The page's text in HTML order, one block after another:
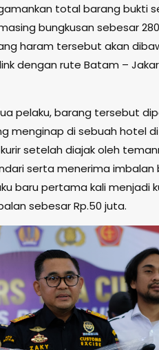
total barang bukti
bungkusan sebesar
haram tersebut akan
dengan rute Batam –
pelaku, barang tersebut
menginap di sebuah hotel
setelah diajak oleh
serta menerima imbalan
baru pertama kali menjadi
sebesar Rp.50 juta.